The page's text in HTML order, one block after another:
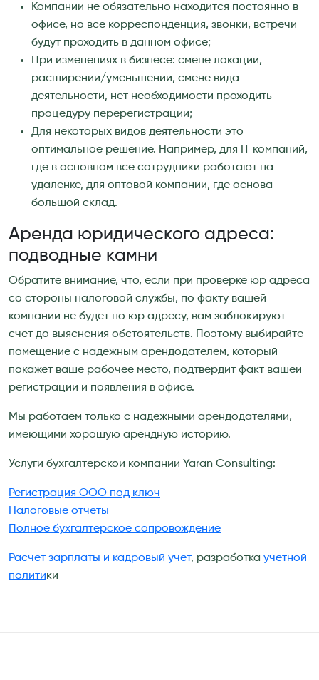
Компании не обязательно находится постоянно в
офисе, но все корреспонденция, звонки, встречи
будут проходить в данном офисе;
При изменениях в бизнесе: смене локации,
расширении/уменьшении, смене вида
деятельности, нет необходимости проходить
процедуру перерегистрации;
Для некоторых видов деятельности это
оптимальное решение. Например, для IT компаний,
где в основном все сотрудники работают на
удаленке, для оптовой компании, где основа –
большой склад.
Аренда юридического адреса:
подводные камни
Обратите внимание, что, если при проверке юр адреса
со стороны налоговой службы, по факту вашей
компании не будет по юр адресу, вам заблокируют
счет до выяснения обстоятельств. Поэтому выбирайте
помещение с надежным арендодателем, который
покажет ваше рабочее место, подтвердит факт вашей
регистрации и появления в офисе.
Мы работаем только с надежными арендодателями,
имеющими хорошую арендную историю.
Услуги бухгалтерской компании Yaran Consulting:
Регистрация ООО под ключ
Налоговые отчеты
Полное бухгалтерское сопровождение
Расчет зарплаты и кадровый учет, разработка учетной
политики